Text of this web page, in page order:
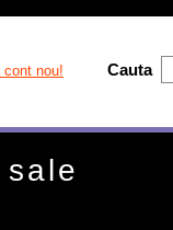
cont nou! Cauta